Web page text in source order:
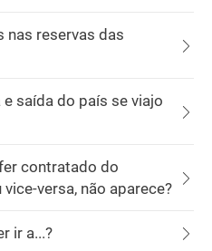
nas reservas das
saída do país se viajo
contratado do
versa, não aparece?
ir a...?